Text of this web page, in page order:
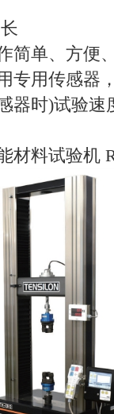
简单、方便
专用传感器
器时)试验速
材料试验机